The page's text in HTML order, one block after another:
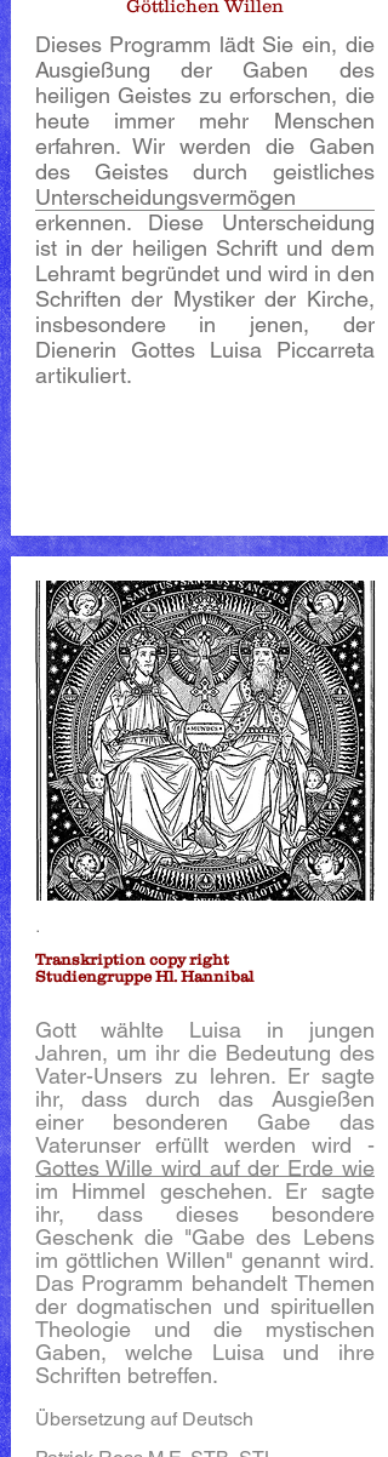
Göttlichen Willen
Dieses Programm lädt Sie ein, die
Ausgießung der Gaben des
heiligen Geistes zu erforschen, die
heute immer mehr Menschen
erfahren. Wir werden die Gaben
des Geistes durch geistliches
Unterscheidungsvermögen
erkennen. Diese Unterscheidung
ist in der heiligen Schrift und dem
Lehramt begründet und wird in den
Schriften der Mystiker der Kirche,
insbesondere in jenen, der
Dienerin Gottes Luisa Piccarreta
artikuliert.
.
Transkription copy right
Studiengruppe Hl. Hannibal
Gott wählte Luisa in jungen
Jahren, um ihr die Bedeutung des
Vater-Unsers zu lehren. Er sagte
ihr, dass durch das Ausgießen
einer besonderen Gabe das
Vaterunser erfüllt werden wird -
Gottes Wille wird auf der Erde wie
im Himmel geschehen. Er sagte
ihr, dass dieses besondere
Geschenk die "Gabe des Lebens
im göttlichen Willen" genannt wird.
Das Programm behandelt Themen
der dogmatischen und spirituellen
Theologie und die mystischen
Gaben, welche Luisa und ihre
Schriften betreffen.
Übersetzung auf Deutsch